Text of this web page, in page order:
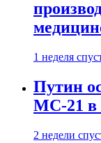
1 неделя
Путин
МС-21 в
2 недели